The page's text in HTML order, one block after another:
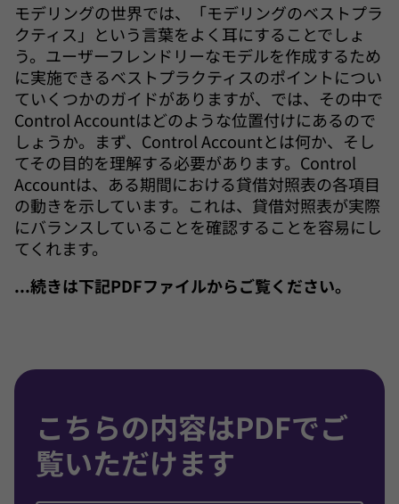
モデリングの世界では、「モデリングのベストプラ
クティス」という言葉をよく耳にすることでしょ
う。ユーザーフレンドリーなモデルを作成するため
に実施できるベストプラクティスのポイントについ
ていくつかのガイドがありますが、では、その中で
Control Accountはどのような位置付けにあるので
しょうか。まず、Control Accountとは何か、そし
てその目的を理解する必要があります。Control
Accountは、ある期間における貸借対照表の各項目
の動きを示しています。これは、貸借対照表が実際
にバランスしていることを確認することを容易にし
てくれます。
...続きは下記PDFファイルからご覧ください。
こちらの内容はPDFでご
覧いただけます